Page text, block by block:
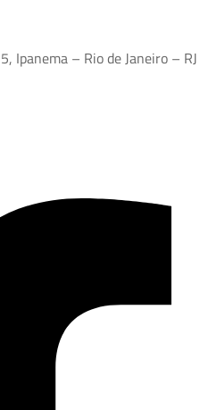
Ipanema – Rio de Janeiro – RJ